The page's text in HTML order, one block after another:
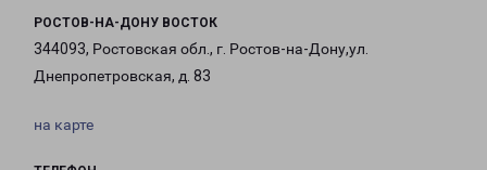
РОСТОВ-НА-ДОНУ ВОСТОК
344093, Ростовская обл., г. Ростов-на-Дону,ул.
Днепропетровская, д. 83
на карте